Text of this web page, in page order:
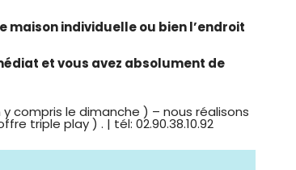
individuelle ou bien l’endroit
et vous avez absolument de
y compris le dimanche ) – nous réalisons
triple play ) . | tél: 02.90.38.10.92